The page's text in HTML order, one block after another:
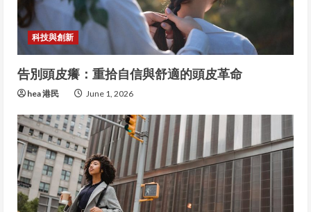
科技與創新
告別頭皮癢：重拾自信與舒適的頭皮革命
hea 港民 June 1, 2026